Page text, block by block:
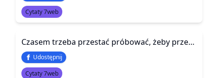
Cytaty 7web
Czasem trzeba przestać próbować, żeby przestało boleć. I zrozumieć, że nie wszystko da się naprawić.
Udostępnij
Cytaty 7web